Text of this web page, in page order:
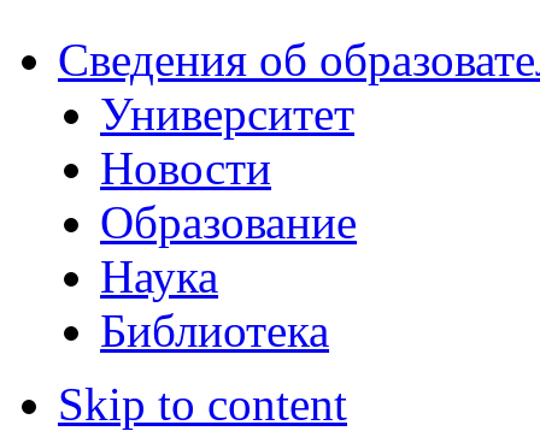
Сведения об
Университет
Новости
Образование
Наука
Библиотека
Skip to content